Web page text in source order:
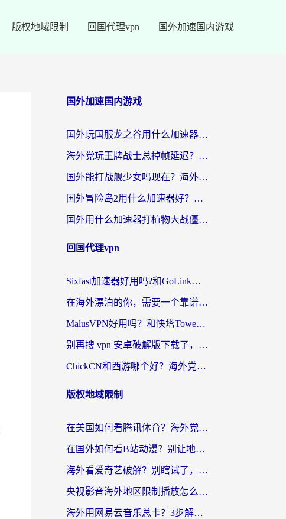
版权地域限制 回国代理vpn 国外加速国内游戏
国外加速国内游戏
国外玩国服龙之谷用什么加速器最好？一份给海外游子的终极指南
海外党玩王牌战士总掉帧延迟？这份王牌战士延迟加速器终极指南救你命
国外能打战舰少女吗现在？海外玩家的国服游戏加速终极指南
国外冒险岛2用什么加速器好？海外党国服游戏畅玩全攻略（附鸣潮哈利波特加速技巧）
国外用什么加速器打植物大战僵尸好？海外党国服游戏加速终极指南
回国代理vpn
Sixfast加速器好用吗?和GoLink加速器对比哪个回国效果更好?海外党亲测实用指南
在海外漂泊的你，需要一个靠谱的“回国机场”
MalusVPN好用吗？和快塔TowerFastVPN对比哪个回国效果更好？海外党亲测实用指南
别再搜 vpn 安卓破解版下载了，海外党回国上网的正确姿势在这里
ChickCN和西游哪个好？海外党2026亲测回国加速器选择指南（附expressvpn中国对比）
版权地域限制
在美国如何看腾讯体育？海外党解锁NBA欧洲杯直播的终极攻略
在国外如何看B站动漫？别让地区限制打断你的追番节奏
海外看爱奇艺破解？别瞎试了，这才是留学生华人追剧看球的正确打开方式
央视影音海外地区限制播放怎么办？海外党亲测有效的回国加速指南
海外用网易云音乐总卡？3步解决版权限制+卡顿，还能听喜马拉雅！